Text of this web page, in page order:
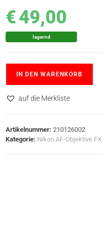
€49,00
lagernd
IN DEN WARENKORB
auf die Merkliste
Artikelnummer:210126002
Kategorie: Nikon AF-Objektive FX